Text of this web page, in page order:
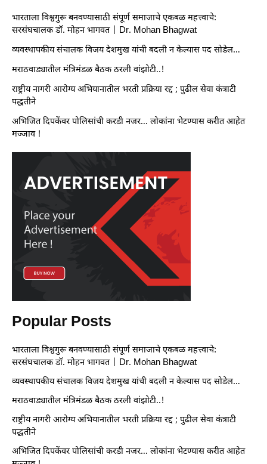
भारताला विश्वगुरू बनवण्यासाठी संपूर्ण समाजाचे एकबळ महत्त्वाचे:
सरसंघचालक डॉ. मोहन भागवत | Dr. Mohan Bhagwat
व्यवस्थापकीय संचालक विजय देशमुख यांची बदली न केल्यास पद सोडेल…
मराठवाड्यातील मंत्रिमंडळ बैठक ठरली वांझोटी..!
राष्ट्रीय नागरी आरोग्य अभियानातील भरती प्रक्रिया रद्द ; पुढील सेवा कंत्राटी
पद्धतीने
अभिजित दिपकेंवर पोलिसांची करडी नजर… लोकांना भेटण्यास करीत आहेत
मज्जाव !
Popular Posts
भारताला विश्वगुरू बनवण्यासाठी संपूर्ण समाजाचे एकबळ महत्त्वाचे:
सरसंघचालक डॉ. मोहन भागवत | Dr. Mohan Bhagwat
व्यवस्थापकीय संचालक विजय देशमुख यांची बदली न केल्यास पद सोडेल…
मराठवाड्यातील मंत्रिमंडळ बैठक ठरली वांझोटी..!
राष्ट्रीय नागरी आरोग्य अभियानातील भरती प्रक्रिया रद्द ; पुढील सेवा कंत्राटी
पद्धतीने
अभिजित दिपकेंवर पोलिसांची करडी नजर… लोकांना भेटण्यास करीत आहेत